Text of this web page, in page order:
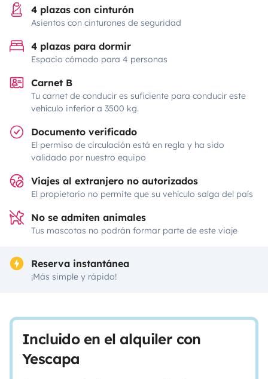
4 plazas con cinturón
Asientos con cinturones de seguridad
4 plazas para dormir
Espacio cómodo para 4 personas
Carnet B
Tu carnet de conducir es suficiente para conducir este
vehículo inferior a 3500 kg.
Documento verificado
El permiso de circulación está en regla y ha sido
validado por nuestro equipo
Viajes al extranjero no autorizados
El propietario no permite que su vehículo salga del país
No se admiten animales
Tus mascotas no podrán formar parte de este viaje
Reserva instantánea
¡Más simple y rápido!
Incluido en el alquiler con
Yescapa